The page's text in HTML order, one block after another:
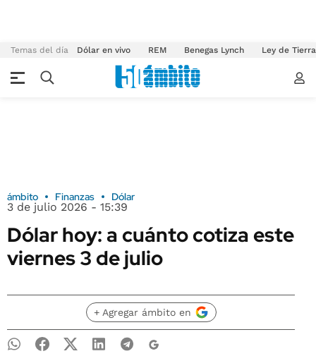
Temas del día Dólar en vivo REM Benegas Lynch Ley de
ámbito Finanzas Dólar
3 de julio 2026 - 15:39
Dólar hoy: a cuánto cotiza este
viernes 3 de julio
+ Agregar ámbito en